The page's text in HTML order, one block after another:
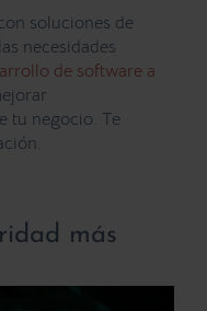
soluciones de
necesidades
de software a
tu negocio. Te
más